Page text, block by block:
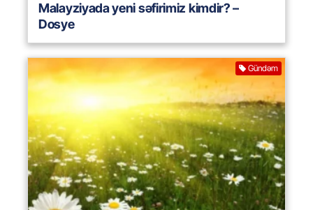
Malayziyada yeni səfirimiz kimdir? –
Dosye
Gündəm